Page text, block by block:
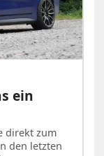
ein
direkt zum
den letzten